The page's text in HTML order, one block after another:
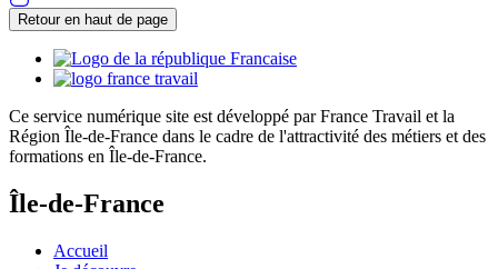
Retour en haut de page
Ce service numérique site est développé par France Travail et la
Région Île-de-France dans le cadre de l'attractivité des métiers et des
formations en Île-de-France.
Île-de-France
Accueil